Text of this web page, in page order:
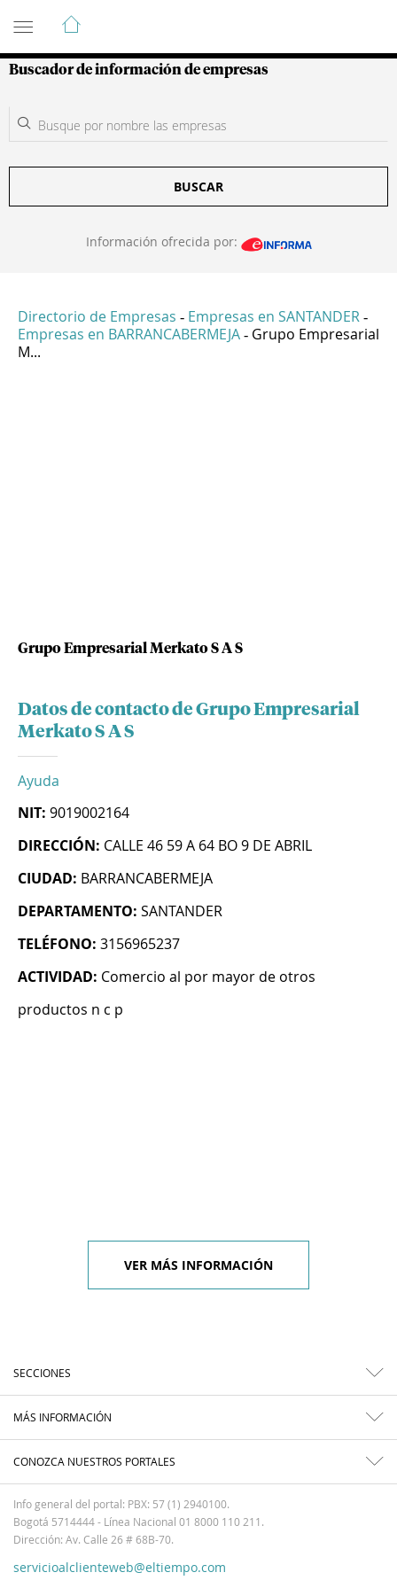
Guía de Empresas Colombianas
Buscador de información de empresas
BUSCAR
Información ofrecida por:
Directorio de Empresas - Empresas en SANTANDER -
Empresas en BARRANCABERMEJA - Grupo Empresarial
M...
Grupo Empresarial Merkato S A S
Datos de contacto de Grupo Empresarial
Merkato S A S
Ayuda
NIT: 9019002164
DIRECCIÓN: CALLE 46 59 A 64 BO 9 DE ABRIL
CIUDAD: BARRANCABERMEJA
DEPARTAMENTO: SANTANDER
TELÉFONO: 3156965237
ACTIVIDAD: Comercio al por mayor de otros
productos n c p
VER MÁS INFORMACIÓN
SECCIONES
MÁS INFORMACIÓN
CONOZCA NUESTROS PORTALES
Info general del portal: PBX: 57 (1) 2940100.
Bogotá 5714444 - Línea Nacional 01 8000 110 211.
Dirección: Av. Calle 26 # 68B-70.
servicioalclienteweb@eltiempo.com